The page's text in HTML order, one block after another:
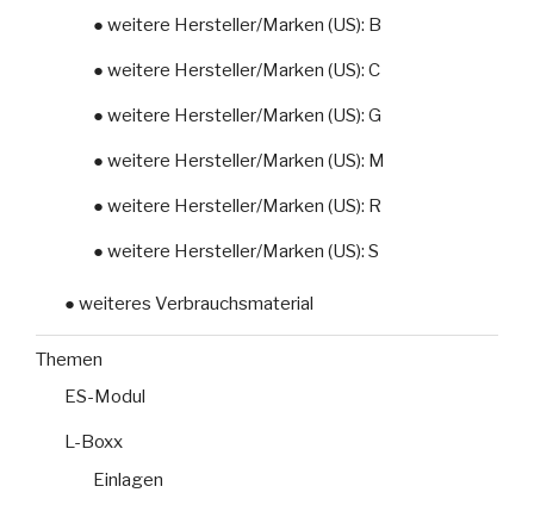
● weitere Hersteller/Marken (US): B
● weitere Hersteller/Marken (US): C
● weitere Hersteller/Marken (US): G
● weitere Hersteller/Marken (US): M
● weitere Hersteller/Marken (US): R
● weitere Hersteller/Marken (US): S
● weiteres Verbrauchsmaterial
Themen
ES-Modul
L-Boxx
Einlagen